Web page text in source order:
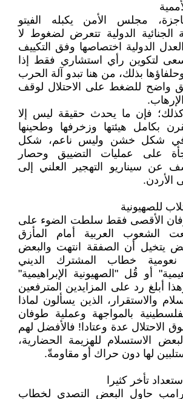
مجلس الأمن يكبله الفيتو
الجنائية الدولية تتعرض لضغوط لا
الدولية اختصاصها وفق التكييف
يسعى لتكوين رأي استشاري فقط إذا
بذلك، من هنا تبدو آلة الحرب
واضح للضغط على الاحتلال لوقف
كذلك؛ فإن ما يحدث حقيقة ليس إلا
بكامل هيئتها وزخرفها وطحينها
في شكل خشن وليس ناعم، شكل
على عمليات التضييق وحصار
عن سيناريو التهجير العلني إلى
الأردن.
للصهيونية
الأقصى فقط سلطت الضوء على
الشعوب العربية أمام المأزق
يتخيل أن الصفقة انتهت والبعض
خطاب المشترك الديني
أو قُل "الصهيونية الإبراهيمية"
أبلغ رد على المزايدين المترفعين
والاستقرار، الذين يسألون لماذا
بالمواجهة وعملية طوفان
الاحتلال عدة وعتادا! فالأفضل لهم
الاستسلام للهزيمة الحضارية،
لها دون حراك أو مقاومةّ.
تأخر كثيرا
حاول البعض التصدي لخطاب